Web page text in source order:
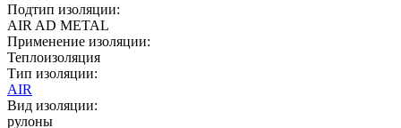
Подтип изоляции:
AIR AD METAL
Применение изоляции:
Теплоизоляция
Тип изоляции:
AIR
Вид изоляции:
рулоны